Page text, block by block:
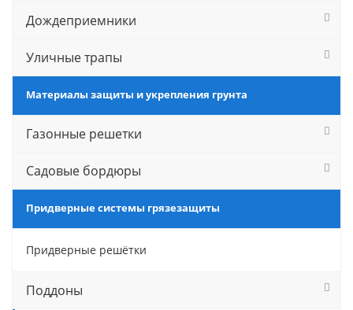
Дождеприемники
Уличные трапы
Материалы защиты и укрепления грунта
Газонные решетки
Садовые бордюры
Придверные системы грязезащиты
Придверные решётки
Поддоны